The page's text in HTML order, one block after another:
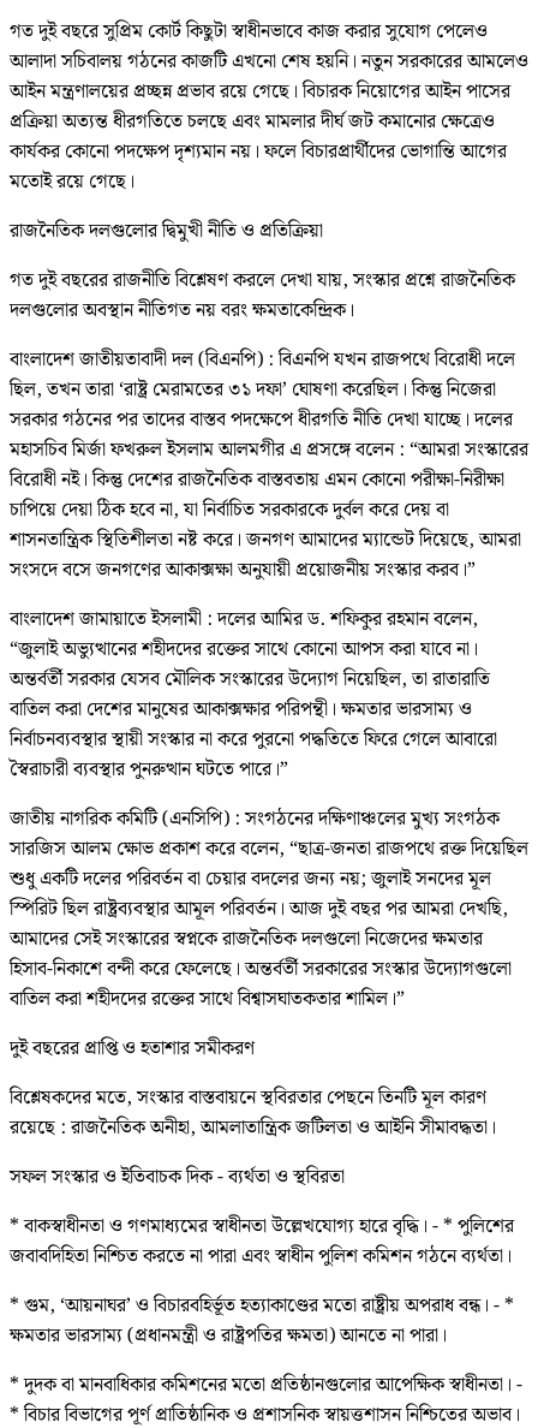
গত দুই বছরে সুপ্রিম কোর্ট কিছুটা স্বাধীনভাবে কাজ করার সুযোগ পেলেও
আলাদা সচিবালয় গঠনের কাজটি এখনো শেষ হয়নি। নতুন সরকারের আমলেও
আইন মন্ত্রণালয়ের প্রচ্ছন্ন প্রভাব রয়ে গেছে। বিচারক নিয়োগের আইন পাসের
প্রক্রিয়া অত্যন্ত ধীরগতিতে চলছে এবং মামলার দীর্ঘ জট কমানোর ক্ষেত্রেও
কার্যকর কোনো পদক্ষেপ দৃশ্যমান নয়। ফলে বিচারপ্রার্থীদের ভোগান্তি আগের
মতোই রয়ে গেছে।
রাজনৈতিক দলগুলোর দ্বিমুখী নীতি ও প্রতিক্রিয়া
গত দুই বছরের রাজনীতি বিশ্লেষণ করলে দেখা যায়, সংস্কার প্রশ্নে রাজনৈতিক
দলগুলোর অবস্থান নীতিগত নয় বরং ক্ষমতাকেন্দ্রিক।
বাংলাদেশ জাতীয়তাবাদী দল (বিএনপি) : বিএনপি যখন রাজপথে বিরোধী দলে
ছিল, তখন তারা ‘রাষ্ট্র মেরামতের ৩১ দফা’ ঘোষণা করেছিল। কিন্তু নিজেরা
সরকার গঠনের পর তাদের বাস্তব পদক্ষেপে ধীরগতি নীতি দেখা যাচ্ছে। দলের
মহাসচিব মির্জা ফখরুল ইসলাম আলমগীর এ প্রসঙ্গে বলেন : “আমরা সংস্কারের
বিরোধী নই। কিন্তু দেশের রাজনৈতিক বাস্তবতায় এমন কোনো পরীক্ষা-নিরীক্ষা
চাপিয়ে দেয়া ঠিক হবে না, যা নির্বাচিত সরকারকে দুর্বল করে দেয় বা
শাসনতান্ত্রিক স্থিতিশীলতা নষ্ট করে। জনগণ আমাদের ম্যান্ডেট দিয়েছে, আমরা
সংসদে বসে জনগণের আকাক্সক্ষা অনুযায়ী প্রয়োজনীয় সংস্কার করব।”
বাংলাদেশ জামায়াতে ইসলামী : দলের আমির ড. শফিকুর রহমান বলেন,
“জুলাই অভ্যুত্থানের শহীদদের রক্তের সাথে কোনো আপস করা যাবে না।
অন্তর্বর্তী সরকার যেসব মৌলিক সংস্কারের উদ্যোগ নিয়েছিল, তা রাতারাতি
বাতিল করা দেশের মানুষের আকাক্সক্ষার পরিপন্থী। ক্ষমতার ভারসাম্য ও
নির্বাচনব্যবস্থার স্থায়ী সংস্কার না করে পুরনো পদ্ধতিতে ফিরে গেলে আবারো
স্বৈরাচারী ব্যবস্থার পুনরুত্থান ঘটতে পারে।”
জাতীয় নাগরিক কমিটি (এনসিপি) : সংগঠনের দক্ষিণাঞ্চলের মুখ্য সংগঠক
সারজিস আলম ক্ষোভ প্রকাশ করে বলেন, “ছাত্র-জনতা রাজপথে রক্ত দিয়েছিল
শুধু একটি দলের পরিবর্তন বা চেয়ার বদলের জন্য নয়; জুলাই সনদের মূল
স্পিরিট ছিল রাষ্ট্রব্যবস্থার আমূল পরিবর্তন। আজ দুই বছর পর আমরা দেখছি,
আমাদের সেই সংস্কারের স্বপ্নকে রাজনৈতিক দলগুলো নিজেদের ক্ষমতার
হিসাব-নিকাশে বন্দী করে ফেলেছে। অন্তর্বর্তী সরকারের সংস্কার উদ্যোগগুলো
বাতিল করা শহীদদের রক্তের সাথে বিশ্বাসঘাতকতার শামিল।”
দুই বছরের প্রাপ্তি ও হতাশার সমীকরণ
বিশ্লেষকদের মতে, সংস্কার বাস্তবায়নে স্থবিরতার পেছনে তিনটি মূল কারণ
রয়েছে : রাজনৈতিক অনীহা, আমলাতান্ত্রিক জটিলতা ও আইনি সীমাবদ্ধতা।
সফল সংস্কার ও ইতিবাচক দিক - ব্যর্থতা ও স্থবিরতা
* বাকস্বাধীনতা ও গণমাধ্যমের স্বাধীনতা উল্লেখযোগ্য হারে বৃদ্ধি। - * পুলিশের
জবাবদিহিতা নিশ্চিত করতে না পারা এবং স্বাধীন পুলিশ কমিশন গঠনে ব্যর্থতা।
* গুম, ‘আয়নাঘর’ ও বিচারবহির্ভূত হত্যাকাণ্ডের মতো রাষ্ট্রীয় অপরাধ বন্ধ। - *
ক্ষমতার ভারসাম্য (প্রধানমন্ত্রী ও রাষ্ট্রপতির ক্ষমতা) আনতে না পারা।
* দুদক বা মানবাধিকার কমিশনের মতো প্রতিষ্ঠানগুলোর আপেক্ষিক স্বাধীনতা। -
* বিচার বিভাগের পূর্ণ প্রাতিষ্ঠানিক ও প্রশাসনিক স্বায়ত্তশাসন নিশ্চিতের অভাব।